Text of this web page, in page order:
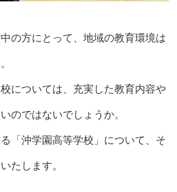
の方にとって、地域の教育環境は
については、充実した教育内容や
のではないでしょうか。
「沖学園高等学校」について、そ
たします。